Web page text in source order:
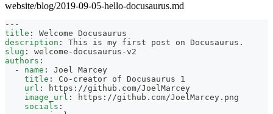
website/blog/2019-09-05-hello-docusaurus.md
---
title :
Welcome Docusaurus
description :
This is my first post on Docusaurus.
slug : welcome -docusaurus -v2
authors :
-
name :
Joel Marcey
title : Co - creator of Docusaurus 1
url : https : //github.com/JoelMarcey
image_url : https : //github.com/JoelMarcey.png
socials :